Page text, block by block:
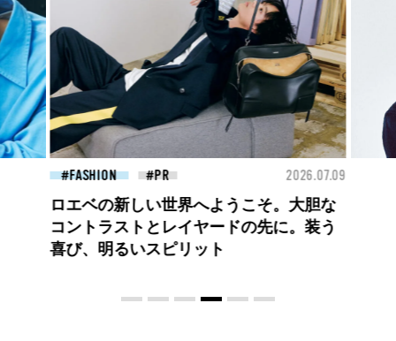
2026.07.09
大胆な
。装う
FASHION 2026.07.09
【PRADA × NI-KI(ENHYPEN)】時をかけ
る、ニューモード